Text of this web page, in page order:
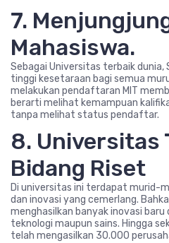
7.
Mahasiswa.
Sebagai Universitas terbaik dunia,
tinggi kesetaraan bagi semua
melakukan pendaftaran MIT
berarti melihat kemampuan
tanpa melihat status pendaftar.
8. Universitas
Bidang Riset
Di universitas ini terdapat murid-
dan inovasi yang cemerlang.
menghasilkan banyak inovasi baru
teknologi maupun sains. Hingga
telah mengasilkan 30.000